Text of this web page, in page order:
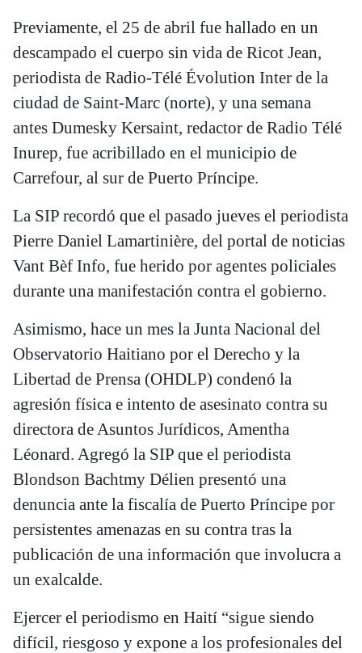
Previamente, el 25 de abril fue hallado en un
descampado el cuerpo sin vida de Ricot Jean,
periodista de Radio-Télé Évolution Inter de la
ciudad de Saint-Marc (norte), y una semana
antes Dumesky Kersaint, redactor de Radio Télé
Inurep, fue acribillado en el municipio de
Carrefour, al sur de Puerto Príncipe.
La SIP recordó que el pasado jueves el periodista
Pierre Daniel Lamartinière, del portal de noticias
Vant Bèf Info, fue herido por agentes policiales
durante una manifestación contra el gobierno.
Asimismo, hace un mes la Junta Nacional del
Observatorio Haitiano por el Derecho y la
Libertad de Prensa (OHDLP) condenó la
agresión física e intento de asesinato contra su
directora de Asuntos Jurídicos, Amentha
Léonard. Agregó la SIP que el periodista
Blondson Bachtmy Délien presentó una
denuncia ante la fiscalía de Puerto Príncipe por
persistentes amenazas en su contra tras la
publicación de una información que involucra a
un exalcalde.
Ejercer el periodismo en Haití “sigue siendo
difícil, riesgoso y expone a los profesionales del